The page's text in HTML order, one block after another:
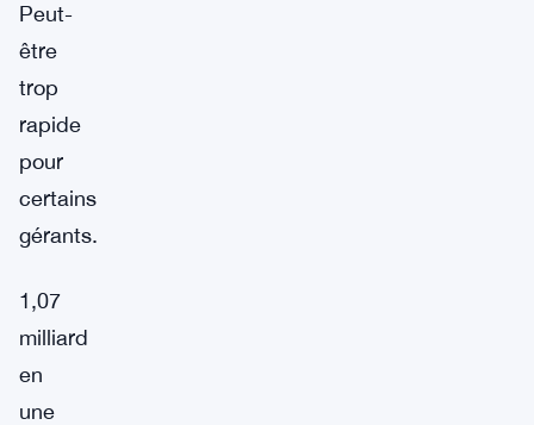
Peut-
être
trop
rapide
pour
certains
gérants.
1,07
milliard
en
une